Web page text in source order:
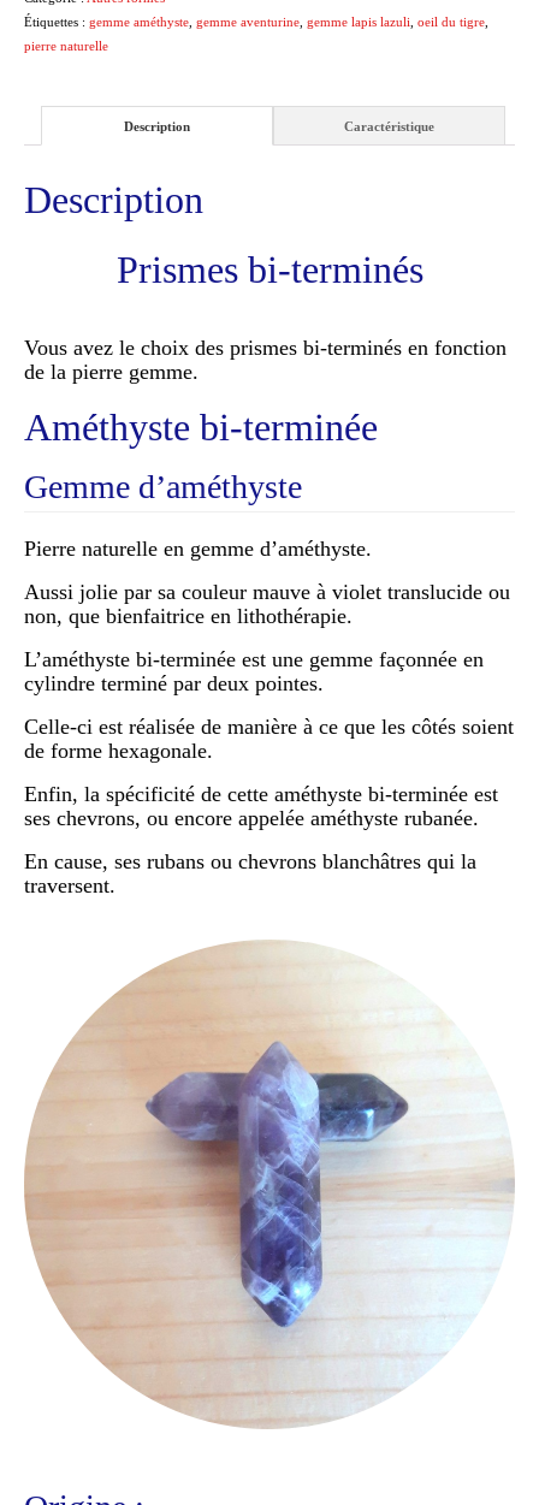
Étiquettes : gemme améthyste gemme aventurine gemme lapis lazuli oeil du tigre
pierre naturelle
Description Caractéristique
Description
Prismes bi-terminés
Vous avez le choix des prismes bi-terminés en fonction
de la pierre gemme.
Améthyste bi-terminée
Gemme d’améthyste
Pierre naturelle en gemme d’améthyste.
Aussi jolie par sa couleur mauve à violet translucide ou
non, que bienfaitrice en lithothérapie.
L’améthyste bi-terminée est une gemme façonnée en
cylindre terminé par deux pointes.
Celle-ci est réalisée de manière à ce que les côtés soient
de forme hexagonale.
Enfin, la spécificité de cette améthyste bi-terminée est
ses chevrons, ou encore appelée améthyste rubanée.
En cause, ses rubans ou chevrons blanchâtres qui la
traversent.